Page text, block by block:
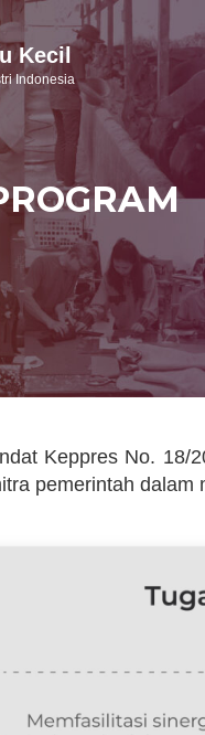
Kecil
Indonesia
Keppres No. 18/
pemerintah